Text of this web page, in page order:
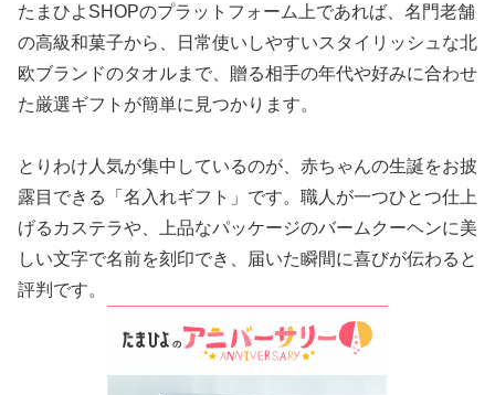
たまひよSHOPのプラットフォーム上であれば、名門老舗
の高級和菓子から、日常使いしやすいスタイリッシュな北
欧ブランドのタオルまで、贈る相手の年代や好みに合わせ
た厳選ギフトが簡単に見つかります。
とりわけ人気が集中しているのが、赤ちゃんの生誕をお披
露目できる「名入れギフト」です。職人が一つひとつ仕上
げるカステラや、上品なパッケージのバームクーヘンに美
しい文字で名前を刻印でき、届いた瞬間に喜びが伝わると
評判です。